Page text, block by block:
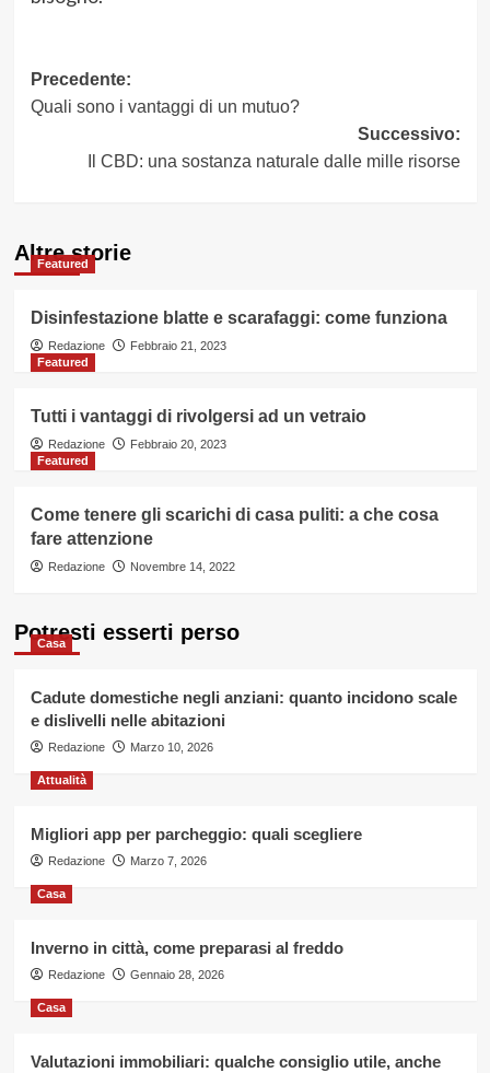
Navigazione
articolo
Precedente:
Quali sono i vantaggi di un mutuo?
Successivo:
Il CBD: una sostanza naturale dalle mille risorse
Altre storie
Featured
Disinfestazione blatte e scarafaggi: come funziona
Redazione
Febbraio 21, 2023
Featured
Tutti i vantaggi di rivolgersi ad un vetraio
Redazione
Febbraio 20, 2023
Featured
Come tenere gli scarichi di casa puliti: a che cosa
fare attenzione
Redazione Novembre 14, 2022
Potresti esserti perso
Casa
Cadute domestiche negli anziani: quanto incidono scale
e dislivelli nelle abitazioni
Redazione Marzo 10, 2026
Attualità
Migliori app per parcheggio: quali scegliere
Redazione Marzo 7, 2026
Casa
Inverno in città, come preparasi al freddo
Redazione Gennaio 28, 2026
Casa
Valutazioni immobiliari: qualche consiglio utile, anche